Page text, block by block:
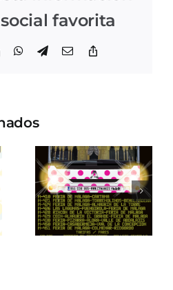
favorita
WhatsApp
Telegram
Correo